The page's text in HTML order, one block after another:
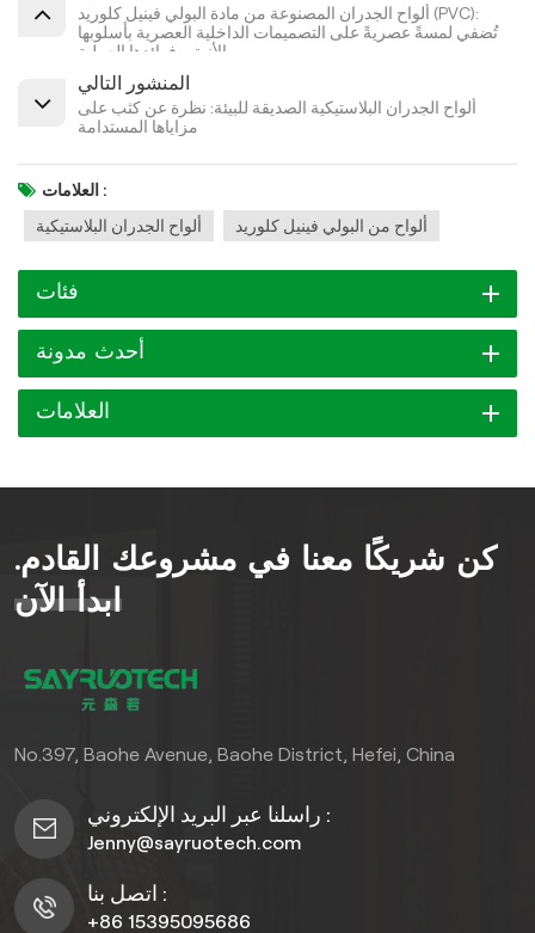
ألواح الجدران المصنوعة من مادة البولي فينيل كلوريد (PVC):
تُضفي لمسةً عصريةً على التصميمات الداخلية العصرية بأسلوبها
الأنيق وفوائدها العملية
المنشور التالي
ألواح الجدران البلاستيكية الصديقة للبيئة: نظرة عن كثب على
مزاياها المستدامة
العلامات :
ألواح الجدران البلاستيكية
ألواح من البولي فينيل كلوريد
فئات
أحدث مدونة
العلامات
كن شريكًا معنا في مشروعك القادم.
ابدأ الآن
No.397, Baohe Avenue, Baohe District, Hefei, China
راسلنا عبر البريد الإلكتروني :
Jenny@sayruotech.com
اتصل بنا :
+86 15395095686